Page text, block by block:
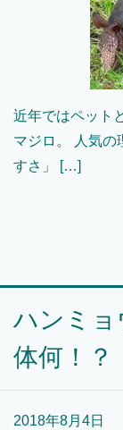
近年ではペット
マジロ。 人気の
すさ」 […]
ハンミョ
体何！？
2018年8月4日